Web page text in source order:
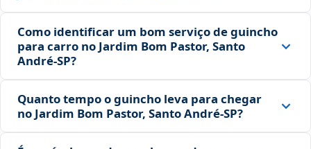
Como identificar um bom serviço de guincho
para carro no Jardim Bom Pastor, Santo
André‑SP?
Quanto tempo o guincho leva para chegar
no Jardim Bom Pastor, Santo André‑SP?